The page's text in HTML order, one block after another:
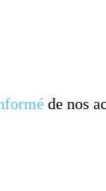
de nos